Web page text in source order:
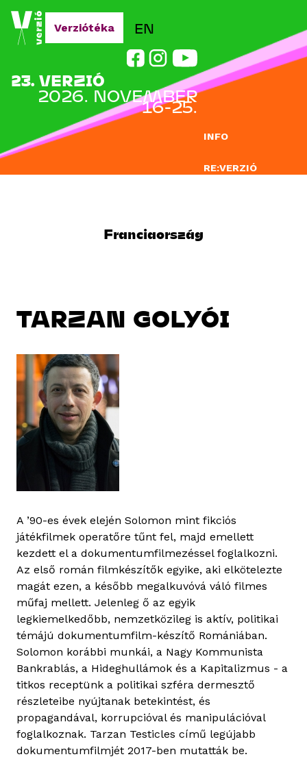
Jump to navigation
INFO
RE:VERZIÓ
EN
23. VERZIÓ
2026. NOVEMBER
16-25.
Verziótéka
Franciaország
TARZAN GOLYÓI
A ’90-es évek elején Solomon mint fikciós
játékfilmek operatőre tűnt fel, majd emellett
kezdett el a dokumentumfilmezéssel foglalkozni.
Az első román filmkészítők egyike, aki elkötelezte
magát ezen, a később megalkuvóvá váló filmes
műfaj mellett. Jelenleg ő az egyik
legkiemelkedőbb, nemzetközileg is aktív, politikai
témájú dokumentumfilm-készítő Romániában.
Solomon korábbi munkái, a Nagy Kommunista
Bankrablás, a Hideghullámok és a Kapitalizmus - a
titkos receptünk a politikai szféra dermesztő
részleteibe nyújtanak betekintést, és
propagandával, korrupcióval és manipulációval
foglalkoznak. Tarzan Testicles című legújabb
dokumentumfilmjét 2017-ben mutatták be.